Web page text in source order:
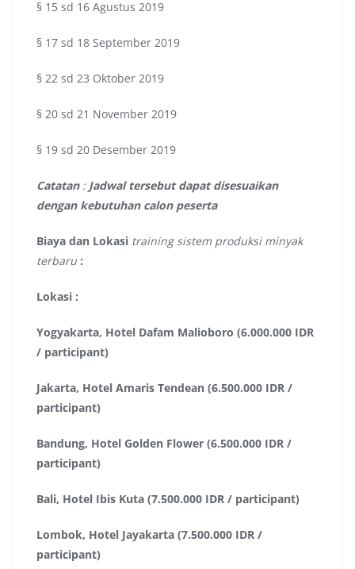
§ 15 sd 16 Agustus 2019
§ 17 sd 18 September 2019
§ 22 sd 23 Oktober 2019
§ 20 sd 21 November 2019
§ 19 sd 20 Desember 2019
Catatan : Jadwal tersebut dapat disesuaikan
dengan kebutuhan calon peserta
Biaya dan Lokasi training sistem produksi minyak
terbaru :
Lokasi :
Yogyakarta, Hotel Dafam Malioboro (6.000.000 IDR
/ participant)
Jakarta, Hotel Amaris Tendean (6.500.000 IDR /
participant)
Bandung, Hotel Golden Flower (6.500.000 IDR /
participant)
Bali, Hotel Ibis Kuta (7.500.000 IDR / participant)
Lombok, Hotel Jayakarta (7.500.000 IDR /
participant)